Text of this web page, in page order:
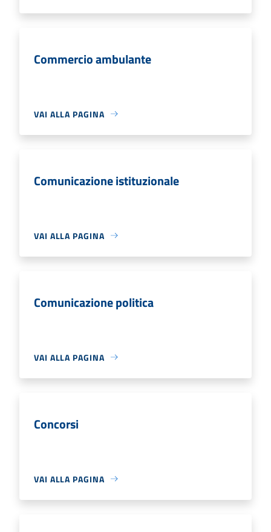
Commercio ambulante
VAI ALLA PAGINA
Comunicazione istituzionale
VAI ALLA PAGINA
Comunicazione politica
VAI ALLA PAGINA
Concorsi
VAI ALLA PAGINA